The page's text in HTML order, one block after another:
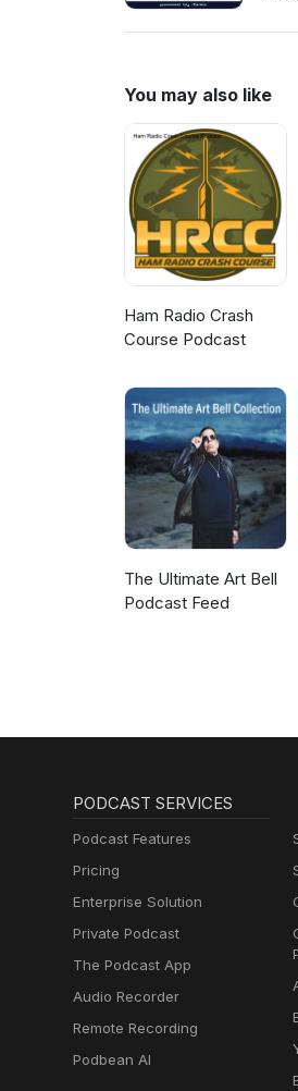
op
je
You may also like
Ham Radio Crash
Course Podcast
The Ultimate Art Bell
Podcast Feed
PODCAST SERVICES
Podcast Features
Pricing
Enterprise Solution
Private Podcast
The Podcast App
Audio Recorder
Remote Recording
Podbean AI